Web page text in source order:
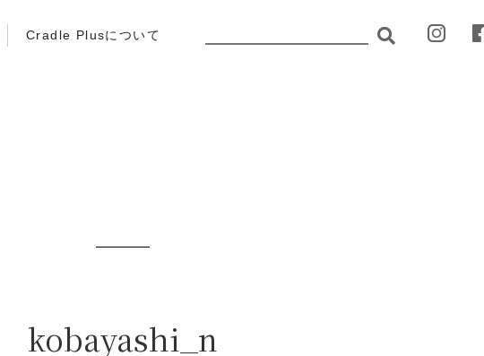
Cradle Plusについて
kobayashi_n